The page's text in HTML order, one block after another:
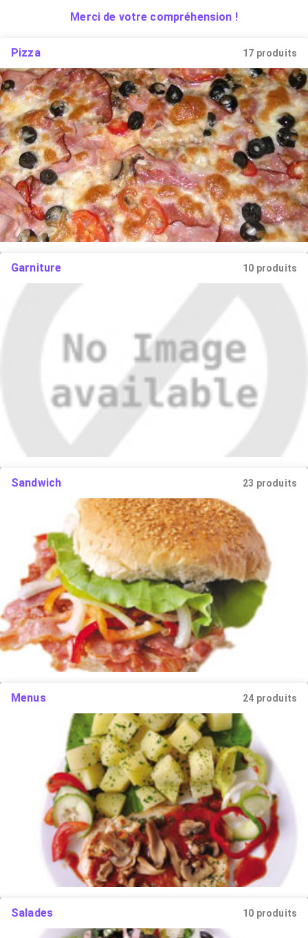
Merci de votre compréhension !
Pizza 17 produits
Garniture 10 produits
Sandwich 23 produits
Menus 24 produits
Salades 10 produits